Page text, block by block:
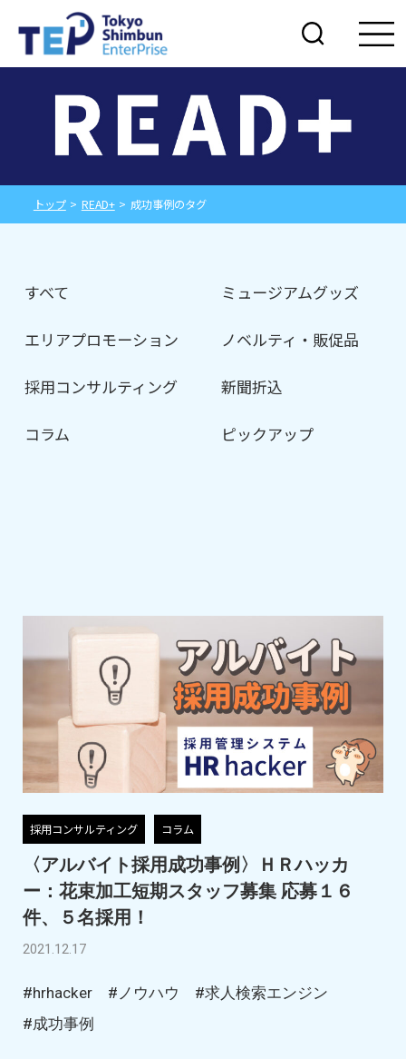
トップ > READ+ > 成功事例のタグ
すべて ミュージアムグッズ
エリアプロモーション ノベルティ・販促品
採用コンサルティング 新聞折込
コラム ピックアップ
採用コンサルティング コラム
〈アルバイト採用成功事例〉ＨＲハッカ
ー：花束加工短期スタッフ募集 応募１６
件、５名採用！
2021.12.17
#hrhacker #ノウハウ
#求人検索エンジン
#成功事例